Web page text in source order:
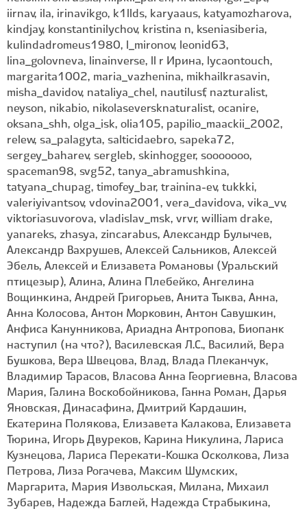
iirnav, ila, irinavikgo, k1llds, karyaaus, katyamozharova,
kindjay, konstantinilychov, kristina n, kseniasiberia,
kulindadromeus1980, l_mironov, leonid63,
lina_golovneva, linainverse, ll r Ирина, lycaontouch,
margarita1002, maria_vazhenina, mikhailkrasavin,
misha_davidov, nataliya_chel, nautilusf, nazturalist,
neyson, nikabio, nikolaseversknaturalist, ocanire,
oksana_shh, olga_isk, olia105, papilio_maackii_2002,
relew, sa_palagyta, salticidaebro, sapeka72,
sergey_baharev, sergleb, skinhogger, sooooooo,
spaceman98, svg52, tanya_abramushkina,
tatyana_chupag, timofey_bar, trainina-ev, tukkki,
valeriyivantsov, vdovina2001, vera_davidova, vika_vv,
viktoriasuvorova, vladislav_msk, vrvr, william drake,
yanareks, zhasya, zincarabus, Александр Булычев,
Александр Вахрушев, Алексей Сальников, Алексей
Эбель, Алексей и Елизавета Романовы (Уральский
птицезыр), Алина, Алина Плебейко, Ангелина
Вощинкина, Андрей Григорьев, Анита Тыква, Анна,
Анна Колосова, Антон Морковин, Антон Савушкин,
Анфиса Канунникова, Ариадна Антропова, Биопанк
наступил (на что?), Василевская Л.С., Василий, Вера
Бушкова, Вера Швецова, Влад, Влада Плеканчук,
Владимир Тарасов, Власова Анна Георгиевна, Власова
Мария, Галина Воскобойникова, Ганна Роман, Дарья
Яновская, Динасафина, Дмитрий Кардашин,
Екатерина Полякова, Елизавета Калакова, Елизавета
Тюрина, Игорь Двуреков, Карина Никулина, Лариса
Кузнецова, Лариса Перекати-Кошка Осколкова, Лиза
Петрова, Лиза Рогачева, Максим Шумских,
Маргарита, Мария Извольская, Милана, Михаил
Зубарев, Надежда Баглей, Надежда Страбыкина,